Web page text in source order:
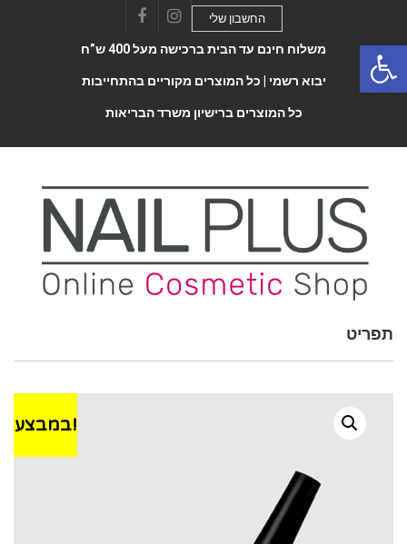
FacebookInstagram
החשבון שלי
משלוח חינם עד הבית ברכישה מעל 400 ש”ח
יבוא רשמי | כל המוצרים מקוריים בהתחייבות
כל המוצרים ברישיון משרד הבריאות
Toggle
תפריט
במבצע!